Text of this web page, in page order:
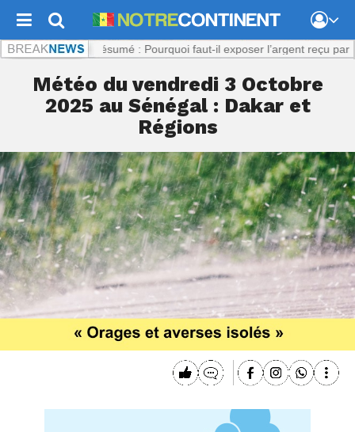
: Viol présumé : Pourquoi faut-il exposer l’argent reçu par la
Météo du vendredi 3 Octobre
2025 au Sénégal : Dakar et
Régions